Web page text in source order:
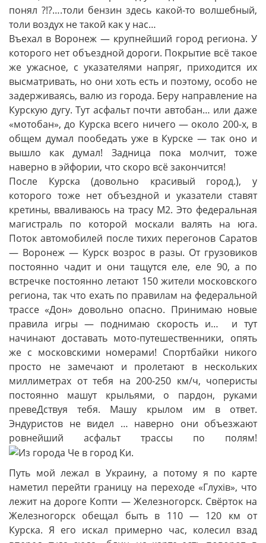
понял ?!?….толи бензин здесь какой-то волшебный,
толи воздух не такой как у нас…
Въехал в Воронеж — крупнейший город региона. У
которого нет объездной дороги. Покрытие всё такое
же ужасное, с указателями напряг, приходится их
высматривать, но они хоть есть и поэтому, особо не
задерживаясь, валю из города. Беру направление на
Курскую дугу. Тут асфальт почти автобан… или даже
«мотобан», до Курска всего ничего — около 200-х, в
общем думал пообедать уже в Курске — так оно и
вышло как думал! Задница пока молчит, тоже
наверно в эйфории, что скоро всё закончится!
После Курска (довольно красивый город.), у
которого тоже нет объездной и указатели ставят
кретины, вваливаюсь на трасу М2. Это федеральная
магистраль по которой москали валять на юга.
Поток автомобилей после тихих перегонов Саратов
— Воронеж — Курск возрос в разы. От грузовиков
постоянно чадит и они тащутся еле, еле 90, а по
встречке постоянно летают 150 жители московского
региона, так что ехать по правилам на федеральной
трассе «Дон» довольно опасно. Принимаю новые
правила игры — поднимаю скорость и… и тут
начинают доставать мото-путешественники, опять
же с московскими номерами! Спортбайки никого
просто не замечают и пролетают в нескольких
миллиметрах от тебя на 200-250 км/ч, чоперисты
постоянно машут крыльями, о пардон, руками
превеДствуя тебя. Машу крылом им в ответ.
Эндуристов не видел … наверно они объезжают
ровнейший асфальт трассы по полям!
Путь мой лежал в Украину, а потому я по карте
наметил перейти границу на переходе «Глухів», что
лежит на дороге Копти — Железногорск. Свёрток на
Железногорск обещал быть в 110 — 120 км от
Курска. Я его искал примерно час, колесил взад